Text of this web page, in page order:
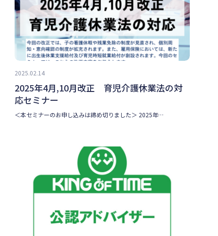
2025.02.14
2025年4月,10月改正 育児介護休業法の対
応セミナー
＜本セミナーのお申し込みは締め切りました＞ 2025年…